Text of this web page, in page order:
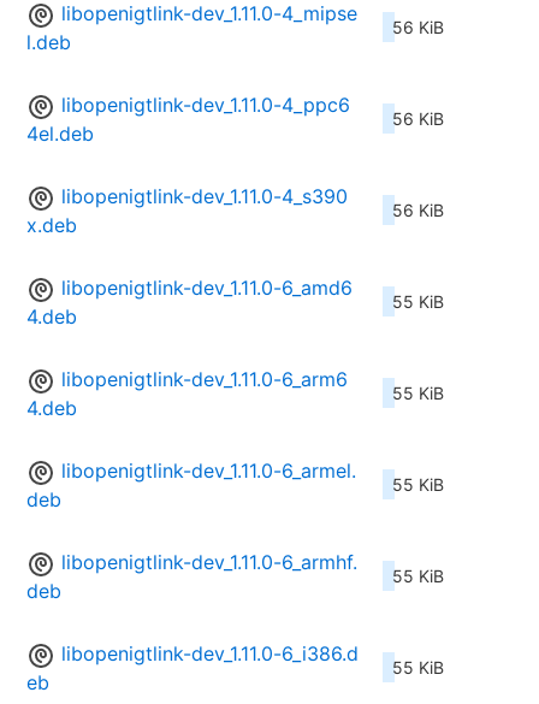
libopenigtlink-dev_1.11.0-4_mipse
l.deb
56 KiB
libopenigtlink-dev_1.11.0-4_ppc6
4el.deb
56 KiB
libopenigtlink-dev_1.11.0-4_s390
x.deb
56 KiB
libopenigtlink-dev_1.11.0-6_amd6
4.deb
55 KiB
libopenigtlink-dev_1.11.0-6_arm6
4.deb
55 KiB
libopenigtlink-dev_1.11.0-6_armel.
deb
55 KiB
libopenigtlink-dev_1.11.0-6_armhf.
deb
55 KiB
libopenigtlink-dev_1.11.0-6_i386.d
eb
55 KiB